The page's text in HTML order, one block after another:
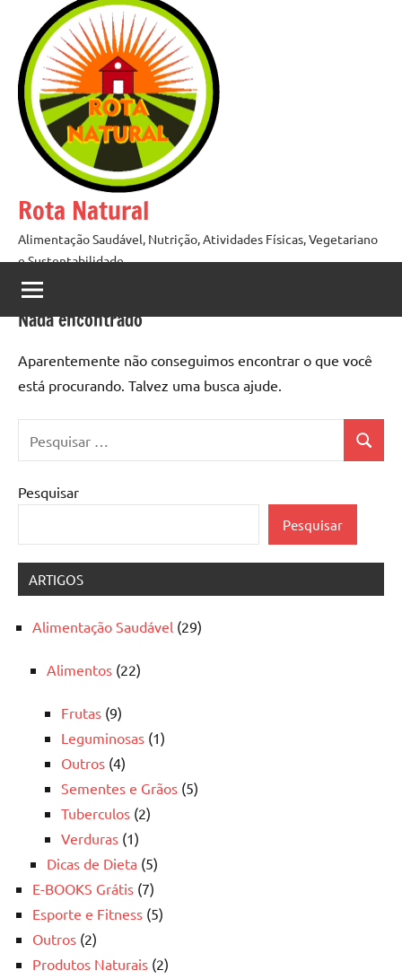
conteúdo
Rota Natural
Alimentação Saudável, Nutrição, Atividades Físicas, Vegetariano
e Sustentabilidade
Nada encontrado
Aparentemente não conseguimos encontrar o que você
está procurando. Talvez uma busca ajude.
por:
Pesquisar
Pesquisar
ARTIGOS
Alimentação Saudável (29)
Alimentos (22)
Frutas (9)
Leguminosas (1)
Outros (4)
Sementes e Grãos (5)
Tuberculos (2)
Verduras (1)
Dicas de Dieta (5)
E-BOOKS Grátis (7)
Esporte e Fitness (5)
Outros (2)
Produtos Naturais (2)